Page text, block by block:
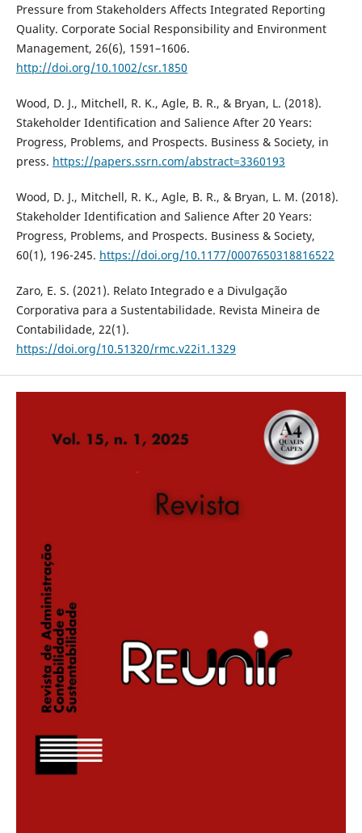
Pressure from Stakeholders Affects Integrated Reporting
Quality. Corporate Social Responsibility and Environment
Management, 26(6), 1591–1606.
http://doi.org/10.1002/csr.1850
Wood, D. J., Mitchell, R. K., Agle, B. R., & Bryan, L. (2018).
Stakeholder Identification and Salience After 20 Years:
Progress, Problems, and Prospects. Business & Society, in
press. https://papers.ssrn.com/abstract=3360193
Wood, D. J., Mitchell, R. K., Agle, B. R., & Bryan, L. M. (2018).
Stakeholder Identification and Salience After 20 Years:
Progress, Problems, and Prospects. Business & Society,
60(1), 196-245. https://doi.org/10.1177/0007650318816522
Zaro, E. S. (2021). Relato Integrado e a Divulgação
Corporativa para a Sustentabilidade. Revista Mineira de
Contabilidade, 22(1).
https://doi.org/10.51320/rmc.v22i1.1329